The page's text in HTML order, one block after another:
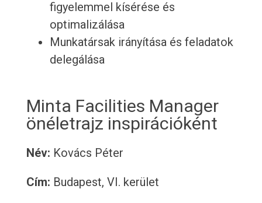
figyelemmel kísérése és
optimalizálása
Munkatársak irányítása és feladatok
delegálása
Minta Facilities Manager
önéletrajz inspirációként
Név: Kovács Péter
Cím: Budapest, VI. kerület